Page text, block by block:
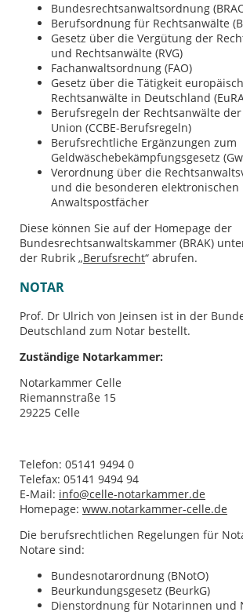
Bundesrechtsanwaltsordnung
Berufsordnung für Rechtsanwälte
Gesetz über die Vergütung der
und Rechtsanwälte (RVG)
Fachanwaltsordnung (FAO)
Gesetz über die Tätigkeit
Rechtsanwälte in Deutschland
Berufsregeln der Rechtsanwälte
Union (CCBE-Berufsregeln)
Berufsrechtliche Ergänzungen zum
Geldwäschebekämpfungsgesetz
Verordnung über die
und die besonderen elektronischen
Anwaltspostfächer
Diese können Sie auf der Homepage der
Bundesrechtsanwaltskammer (BRAK)
der Rubrik „Berufsrecht“ abrufen.
NOTAR
Prof. Dr Ulrich von Jeinsen ist in der
Deutschland zum Notar bestellt.
Zuständige Notarkammer:
Notarkammer Celle
Riemannstraße 15
29225 Celle
Telefon: 05141 9494 0
Telefax: 05141 9494 94
E-Mail: info@celle-notarkammer.de
Homepage: www.notarkammer-celle.de
Die berufsrechtlichen Regelungen für
Notare sind:
Bundesnotarordnung (BNotO)
Beurkundungsgesetz (BeurkG)
Dienstordnung für Notarinnen und